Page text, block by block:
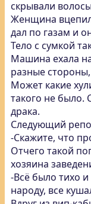
скрывали
Женщина
дал по газам и
Тело с сумкой
Машина ехала
разные
Может какие
такого не было.
драка.
Следующий
-Скажите, что
Отчего такой
хозяина
-Всё было тихо
народу, все